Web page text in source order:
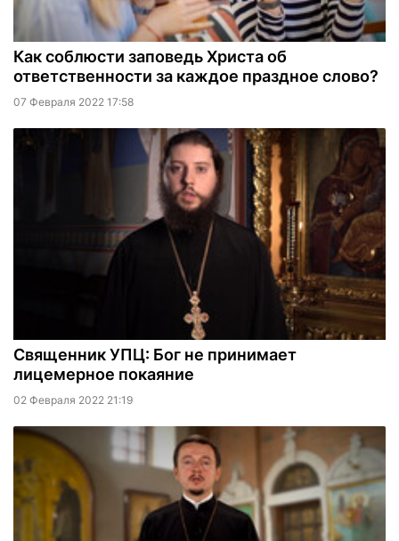
Как соблюсти заповедь Христа об
ответственности за каждое праздное слово?
07 Февраля 2022 17:58
Священник УПЦ: Бог не принимает
лицемерное покаяние
02 Февраля 2022 21:19